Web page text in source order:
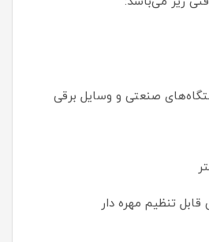
صنعتی و وسایل برقی
تنظیم مهره دار